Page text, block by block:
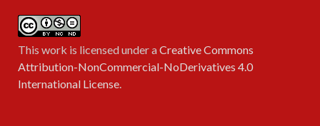
This work is licensed under aCreative Commons
Attribution-NonCommercial-NoDerivatives 4.0
International License